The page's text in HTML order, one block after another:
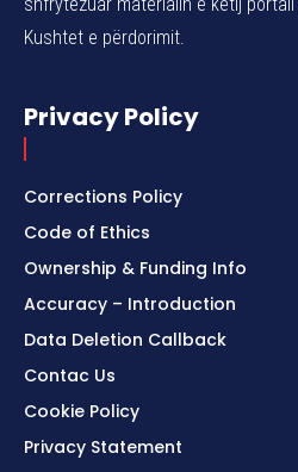
shfrytëzuar materialin e këtij portali
Kushtet e përdorimit.
Privacy Policy
Corrections Policy
Code of Ethics
Ownership & Funding Info
Accuracy – Introduction
Data Deletion Callback
Contac Us
Cookie Policy
Privacy Statement